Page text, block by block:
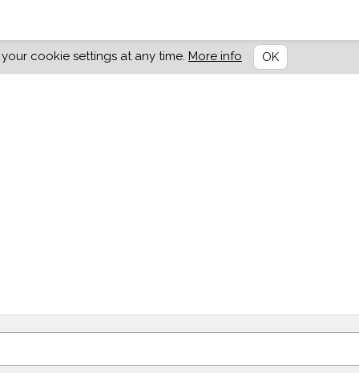
cookie settings at any time. More info OK